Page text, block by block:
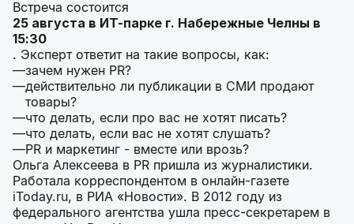
Встреча состоится
25 августа в ИТ-парке г. Набережные Челны в
15:30
. Эксперт ответит на такие вопросы, как:
зачем нужен PR?
действительно ли публикации в СМИ продают
товары?
что делать, если про вас не хотят писать?
что делать, если вас не хотят слушать?
PR и маркетинг - вместе или врозь?
Ольга Алексеева в PR пришла из журналистики.
Работала корреспондентом в онлайн-газете
iToday.ru, в РИА «Новости». В 2012 году из
федерального агентства ушла пресс-секретарем в